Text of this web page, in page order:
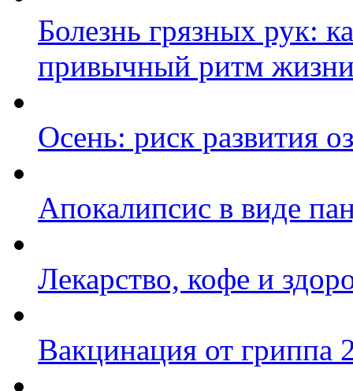
Болезнь грязных рук:
привычный ритм
Осень: риск развития
Апокалипсис в виде
Лекарство, кофе и
Вакцинация от гриппа